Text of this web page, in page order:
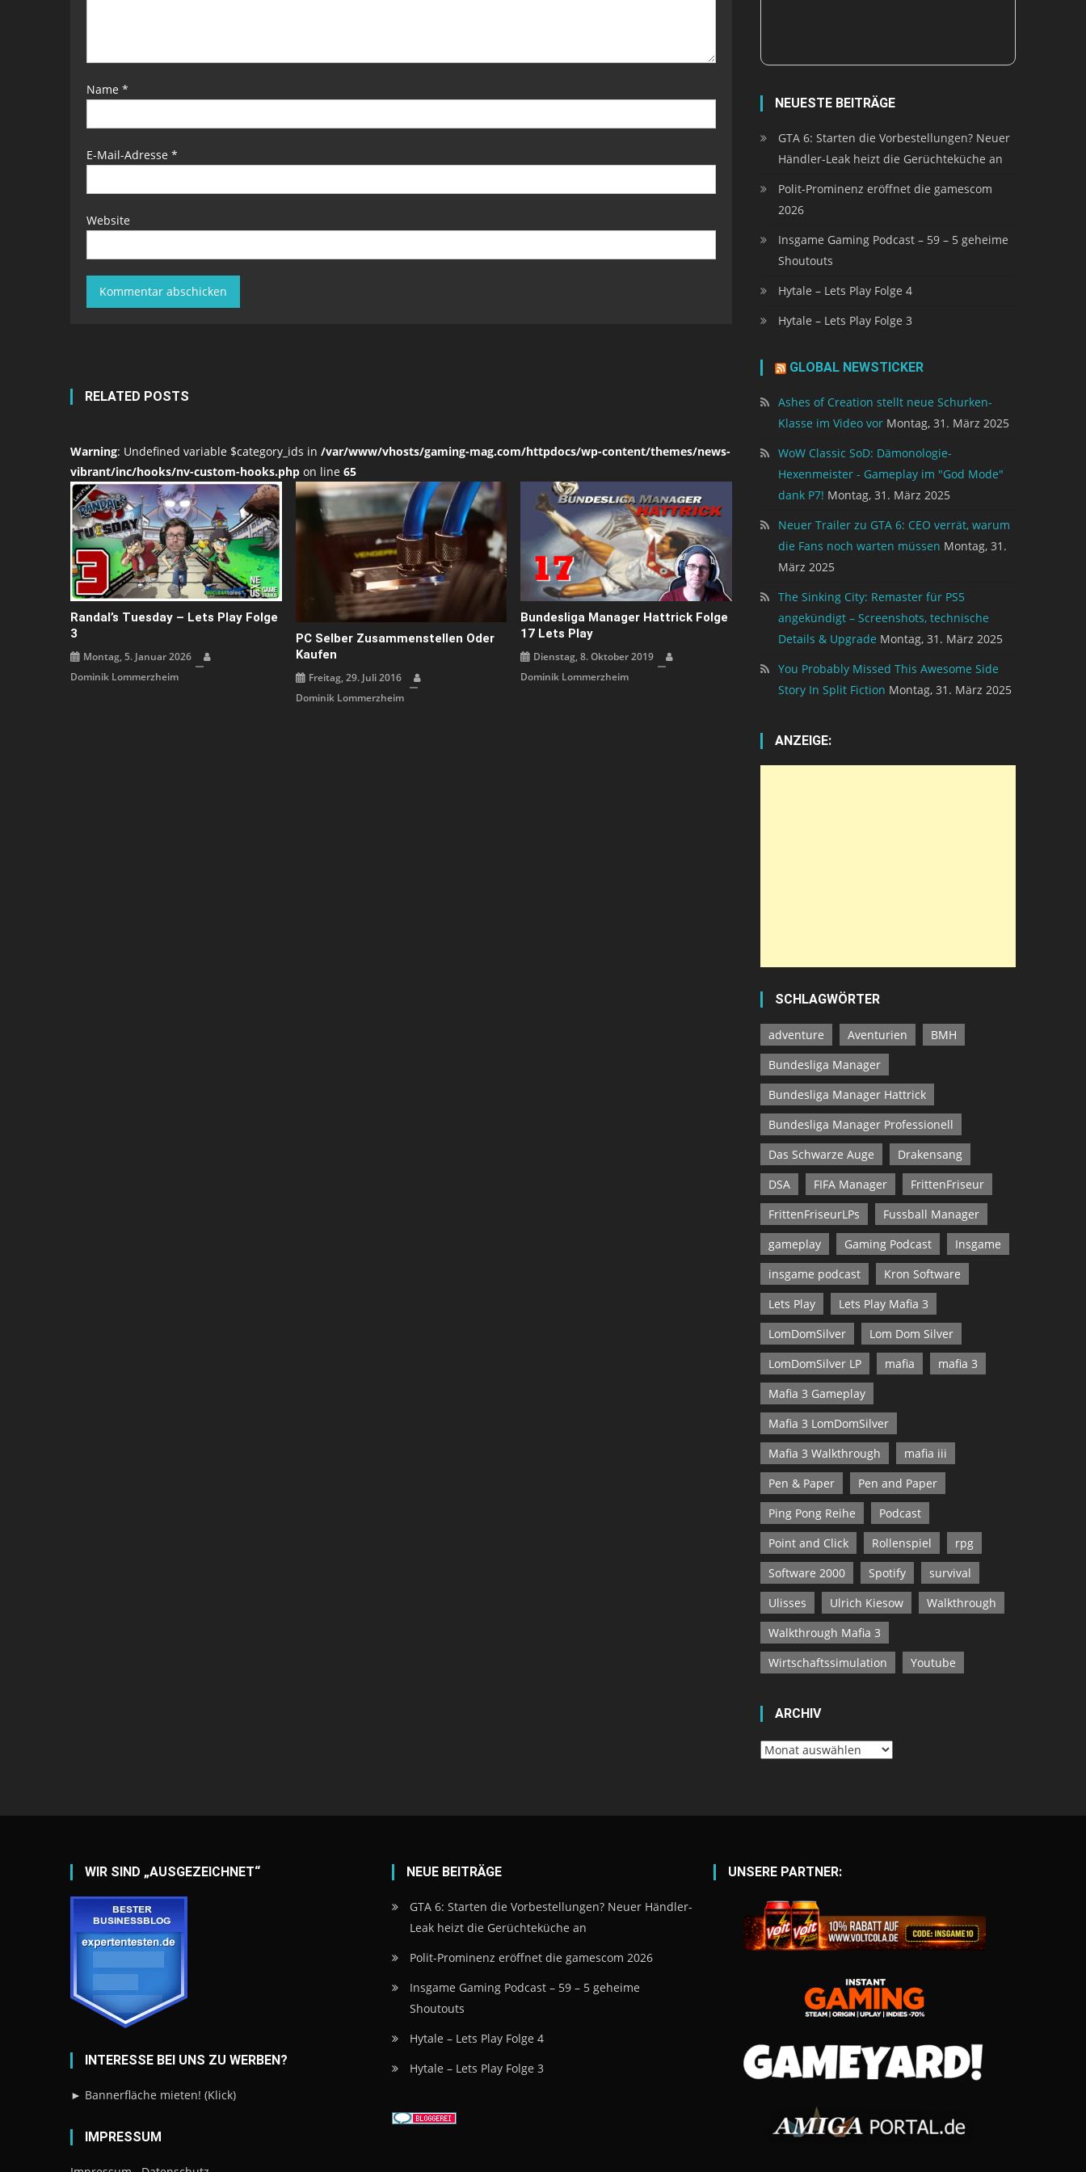
Name *
E-Mail-Adresse *
Website
RELATED POSTS
Warning: Undefined variable $category_ids in /var/www/vhosts/gaming-mag.com/httpdocs/wp-content/themes/news-
vibrant/inc/hooks/nv-custom-hooks.php on line 65
Randal’s Tuesday – Lets Play Folge
3
Montag, 5. Januar 2026
Dominik Lommerzheim
PC Selber Zusammenstellen Oder
Kaufen
Freitag, 29. Juli 2016
Dominik Lommerzheim
Bundesliga Manager Hattrick Folge
17 Lets Play
Dienstag, 8. Oktober 2019
Dominik Lommerzheim
NEUESTE BEITRÄGE
GTA 6: Starten die Vorbestellungen? Neuer
Händler-Leak heizt die Gerüchteküche an
Polit-Prominenz eröffnet die gamescom
2026
Insgame Gaming Podcast – 59 – 5 geheime
Shoutouts
Hytale – Lets Play Folge 4
Hytale – Lets Play Folge 3
GLOBAL NEWSTICKER
Ashes of Creation stellt neue Schurken-
Klasse im Video vor Montag, 31. März 2025
WoW Classic SoD: Dämonologie-
Hexenmeister - Gameplay im "God Mode"
dank P7! Montag, 31. März 2025
Neuer Trailer zu GTA 6: CEO verrät, warum
die Fans noch warten müssen Montag, 31.
März 2025
The Sinking City: Remaster für PS5
angekündigt – Screenshots, technische
Details & Upgrade Montag, 31. März 2025
You Probably Missed This Awesome Side
Story In Split Fiction Montag, 31. März 2025
ANZEIGE:
SCHLAGWÖRTER
adventure Aventurien
BMH
Bundesliga Manager
Bundesliga Manager Hattrick
Bundesliga Manager Professionell
Das Schwarze Auge
Drakensang
DSA
FIFA Manager
FrittenFriseur
FrittenFriseurLPs
Fussball Manager
gameplay
Gaming Podcast
Insgame
insgame podcast
Kron Software
Lets Play
Lets Play Mafia 3
LomDomSilver
Lom Dom Silver
LomDomSilver LP
mafia
mafia 3
Mafia 3 Gameplay
Mafia 3 LomDomSilver
Mafia 3 Walkthrough
mafia iii
Pen & Paper
Pen and Paper
Ping Pong Reihe
Podcast
Point and Click
Rollenspiel
rpg
Software 2000
Spotify
survival
Ulisses
Ulrich Kiesow
Walkthrough
Walkthrough Mafia 3
Wirtschaftssimulation
Youtube
ARCHIV
Archiv
WIR SIND „AUSGEZEICHNET“
INTERESSE BEI UNS ZU WERBEN?
► Bannerfläche mieten! (Klick)
IMPRESSUM
NEUE BEITRÄGE
GTA 6: Starten die Vorbestellungen? Neuer Händler-
Leak heizt die Gerüchteküche an
Polit-Prominenz eröffnet die gamescom 2026
Insgame Gaming Podcast – 59 – 5 geheime
Shoutouts
Hytale – Lets Play Folge 4
Hytale – Lets Play Folge 3
UNSERE PARTNER: